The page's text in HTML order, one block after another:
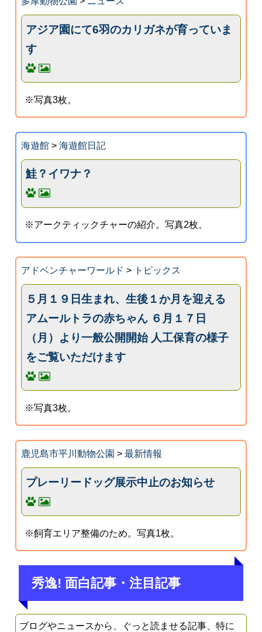
アジア園にて6羽のカリガネが育っていま
す
※写真3枚。
海遊館> 海遊館日記
鮭？イワナ？
※アークティックチャーの紹介。写真2枚。
アドベンチャーワールド > トピックス
５月１９日生まれ、生後１か月を迎える
アムールトラの赤ちゃん ６月１７日
（月）より一般公開開始 人工保育の様子
をご覧いただけます
※写真3枚。
鹿児島市平川動物公園 > 最新情報
プレーリードッグ展示中止のお知らせ
※飼育エリア整備のため。写真1枚。
秀逸! 面白記事・注目記事
ブログやニュースから、ぐっと読ませる記事、特に